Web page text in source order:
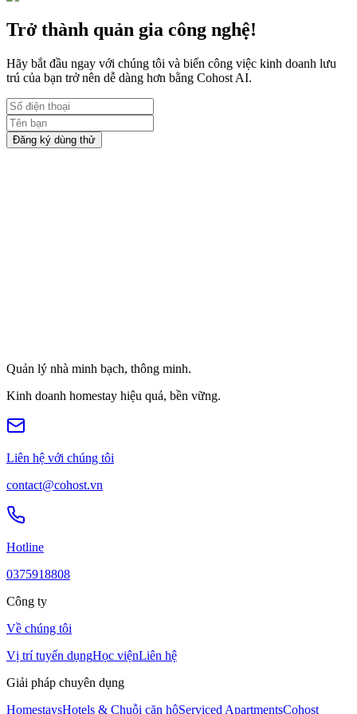
Trở thành quản gia công nghệ!
Hãy bắt đầu ngay với chúng tôi và biến công việc kinh doanh lưu
trú của bạn trở nên dễ dàng hơn bằng Cohost AI.
Đăng ký dùng thử
Quản lý nhà minh bạch, thông minh.
Kinh doanh homestay hiệu quả, bền vững.
Liên hệ với chúng tôi
contact@cohost.vn
Hotline
0375918808
Công ty
Về chúng tôi
Vị trí tuyển dụngHọc việnLiên hệ
Giải pháp chuyên dụng
HomestaysHotels & Chuỗi căn hộServiced ApartmentsCohost